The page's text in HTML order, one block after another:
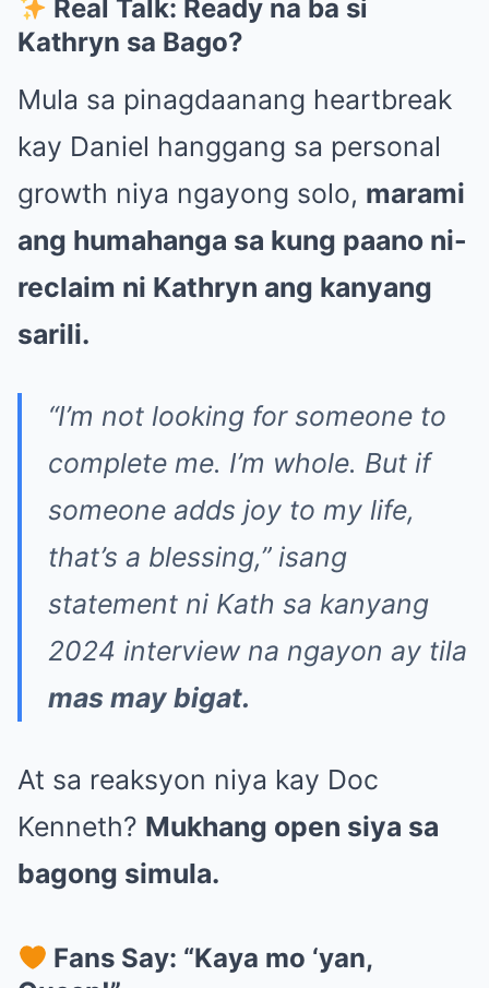
Real Talk: Ready na ba si
Kathryn sa Bago?
Mula sa pinagdaanang heartbreak
kay Daniel hanggang sa personal
growth niya ngayong solo, marami
ang humahanga sa kung paano ni-
reclaim ni Kathryn ang kanyang
sarili.
“I’m not looking for someone to
complete me. I’m whole. But if
someone adds joy to my life,
that’s a blessing,”isang
statement ni Kath sa kanyang
2024 interview na ngayon ay tila
mas may bigat.
At sa reaksyon niya kay Doc
Kenneth? Mukhang open siya sa
bagong simula.
Fans Say: “Kaya mo ‘yan,